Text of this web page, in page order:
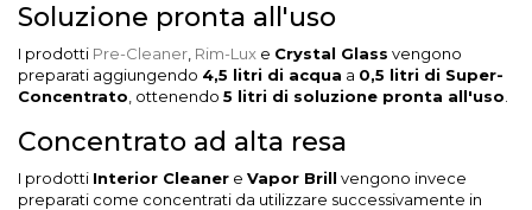
Soluzione pronta all'uso
I prodotti Pre-Cleaner Rim-Lux e Crystal Glass vengono
preparati aggiungendo 4,5 litri di acqua a 0,5 litri di Super-
Concentrato , ottenendo 5 litri di soluzione pronta all'uso
Concentrato ad alta resa
I prodotti Interior Cleaner e Vapor Brill vengono invece
preparati come concentrati da utilizzare successivamente in